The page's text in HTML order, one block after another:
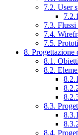
7.2. User
7.3.
7.4.
7.5.
8. Progettazione
8.1.
8.2.
8.3.
8.4.